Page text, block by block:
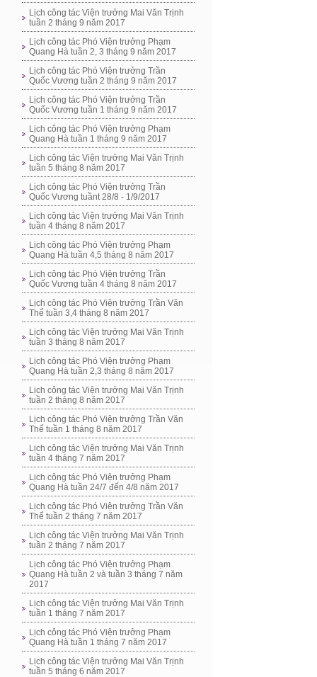
Lịch công tác Viện trưởng Mai Văn Trịnh
tuần 2 tháng 9 năm 2017
Lịch công tác Phó Viện trưởng Phạm
Quang Hà tuần 2, 3 tháng 9 năm 2017
Lịch công tác Phó Viện trưởng Trần
Quốc Vương tuần 2 tháng 9 năm 2017
Lịch công tác Phó Viện trưởng Trần
Quốc Vương tuần 1 tháng 9 năm 2017
Lịch công tác Phó Viện trưởng Phạm
Quang Hà tuần 1 tháng 9 năm 2017
Lịch công tác Viện trưởng Mai Văn Trịnh
tuần 5 tháng 8 năm 2017
Lịch công tác Phó Viện trưởng Trần
Quốc Vương tuầnt 28/8 - 1/9/2017
Lịch công tác Viện trưởng Mai Văn Trịnh
tuần 4 tháng 8 năm 2017
Lịch công tác Phó Viện trưởng Phạm
Quang Hà tuần 4,5 tháng 8 năm 2017
Lịch công tác Phó Viện trưởng Trần
Quốc Vương tuần 4 tháng 8 năm 2017
Lịch công tác Phó Viện trưởng Trần Văn
Thể tuần 3,4 tháng 8 năm 2017
Lịch công tác Viện trưởng Mai Văn Trịnh
tuần 3 tháng 8 năm 2017
Lịch công tác Phó Viện trưởng Phạm
Quang Hà tuần 2,3 tháng 8 năm 2017
Lịch công tác Viện trưởng Mai Văn Trịnh
tuần 2 tháng 8 năm 2017
Lịch công tác Phó Viện trưởng Trần Văn
Thể tuần 1 tháng 8 năm 2017
Lịch công tác Viện trưởng Mai Văn Trịnh
tuần 4 tháng 7 năm 2017
Lịch công tác Phó Viện trưởng Phạm
Quang Hà tuần 24/7 đến 4/8 năm 2017
Lịch công tác Phó Viện trưởng Trần Văn
Thể tuần 2 tháng 7 năm 2017
Lịch công tác Viện trưởng Mai Văn Trịnh
tuần 2 tháng 7 năm 2017
Lịch công tác Phó Viện trưởng Phạm
Quang Hà tuần 2 và tuần 3 tháng 7 năm
2017
Lịch công tác Viện trưởng Mai Văn Trịnh
tuần 1 tháng 7 năm 2017
Lịch công tác Phó Viện trưởng Phạm
Quang Hà tuần 1 tháng 7 năm 2017
Lịch công tác Viện trưởng Mai Văn Trịnh
tuần 5 tháng 6 năm 2017